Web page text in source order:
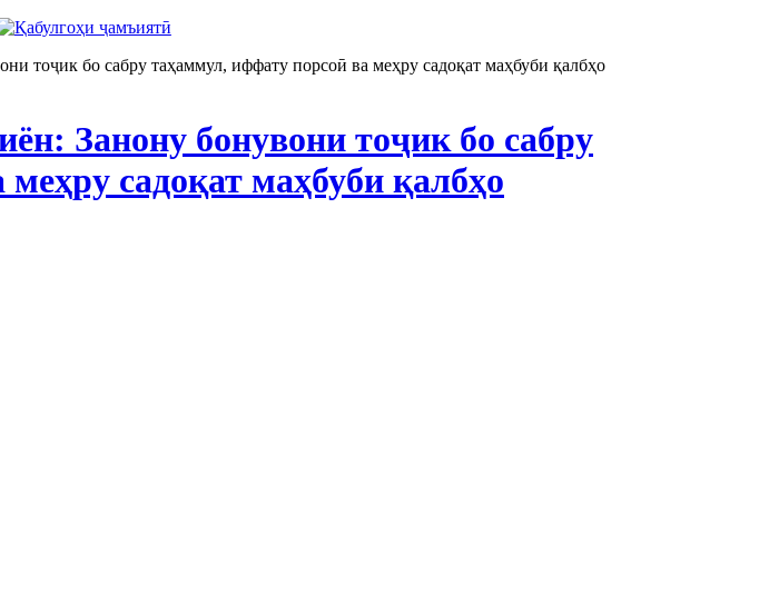
тоҷик бо сабру таҳаммул, иффату порсоӣ ва меҳру садоқат маҳбуби қалбҳо
Занону бонувони тоҷик бо сабру
садоқат маҳбуби қалбҳо